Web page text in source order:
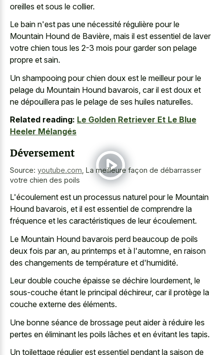
oreilles et sous le collier.
Le bain n'est pas une nécessité régulière pour le
Mountain Hound de Bavière, mais il est essentiel de laver
votre chien tous les 2-3 mois pour garder son pelage
propre et sain.
Un shampooing pour chien doux est le meilleur pour le
pelage du Mountain Hound bavarois, car il est doux et
ne dépouillera pas le pelage de ses huiles naturelles.
Related reading: Le Golden Retriever Et Le Blue
Heeler Mélangés
Déversement
Source: youtube.com La meilleure façon de débarrasser
votre chien des poils
L'écoulement est un processus naturel pour le Mountain
Hound bavarois, et il est essentiel de comprendre la
fréquence et les caractéristiques de leur écoulement.
Le Mountain Hound bavarois perd beaucoup de poils
deux fois par an, au printemps et à l'automne, en raison
des changements de température et d'humidité.
Leur double couche épaisse se déchire lourdement, le
sous-couche étant le principal déchireur, car il protège la
couche externe des éléments.
Une bonne séance de brossage peut aider à réduire les
pertes en éliminant les poils lâches et en évitant les tapis.
Un toilettage régulier est essentiel pendant la saison de